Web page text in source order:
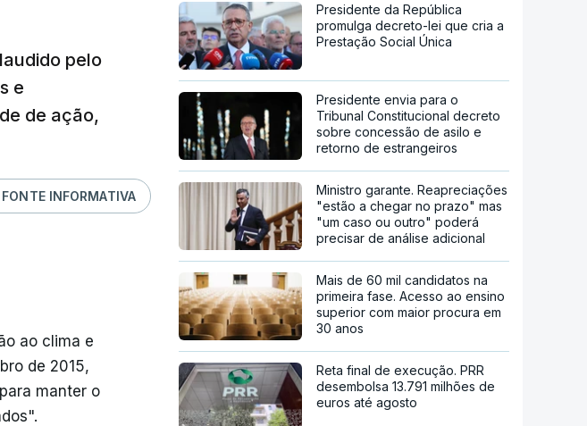
pelo
e
de ação,
INFORMATIVA
ao clima e
de 2015,
manter o
Presidente da República
promulga decreto-lei que cria a
Prestação Social Única
Presidente envia para o
Tribunal Constitucional decreto
sobre concessão de asilo e
retorno de estrangeiros
Ministro garante. Reapreciações
"estão a chegar no prazo" mas
"um caso ou outro" poderá
precisar de análise adicional
Mais de 60 mil candidatos na
primeira fase. Acesso ao ensino
superior com maior procura em
30 anos
Reta final de execução. PRR
desembolsa 13.791 milhões de
euros até agosto